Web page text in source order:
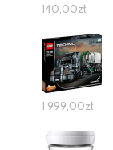
140,00zł
1 999,00zł